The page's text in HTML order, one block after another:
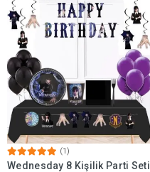
(1)
Wednesday 8 Kişilik Parti Seti